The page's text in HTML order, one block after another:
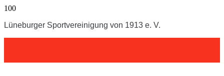
Lüneburger Sportvereinigung von 1913 e. V.